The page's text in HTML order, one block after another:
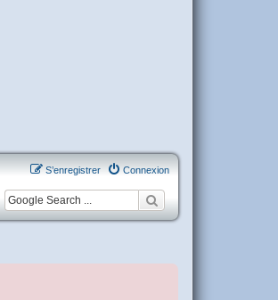
Connexion
S’enregistrer